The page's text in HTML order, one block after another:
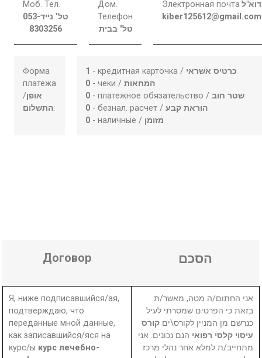
Моб. Тел.
טל' נייד053-
8303256
Дом.
Телефон
טל' בבית
Электронная почта דוא"ל
kiber125612@gmail.com
Форма
платежа
/אופן
התשלום:
1 - кредитная карточка / כרטיס אשראי
0 - чеки /המחאות
0 - платежное обязательство /שטר חוב
0 - безнал. расчет /הוראת קבע
0 - наличные / מזומן
Договор הסכם
Я, ниже подписавшийся/ая,
подтверждаю, что
переданные мной данные,
как записавшийся/яся на
курс/ы курс лечебно-
אני החתום/ה מטה, מאשר/ת
בזאת כי הפרטים שמסרתי לעיל
כנרשם מן המניין לקורס\ים קורס
עיסוי קלסי רפואי הנם נכונים. אני
מתחייב/ת למלא אחר נהלי מרכז